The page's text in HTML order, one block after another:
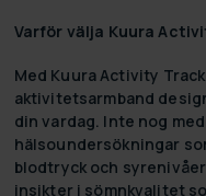
Varför välja Kuura
Med Kuura Activity
aktivitetsarmband
din vardag. Inte nog
hälsoundersökningar
blodtryck och
insikter i sömnkvalitet